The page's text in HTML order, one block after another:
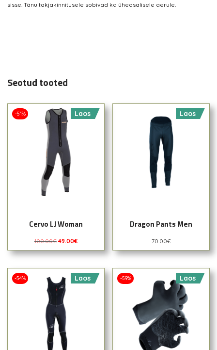
sisse. Tänu takjakinnitusele sobivad ka üheosalisele aerule.
Seotud tooted
-51% Laos
Cervo LJ Woman
100.00€ 49.00€
Laos
Dragon Pants Men
70.00€
-54% Laos -59% Laos